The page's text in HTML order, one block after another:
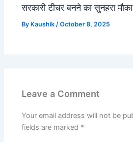
सरकारी टीचर बनने का सुनहरा मौका
By Kaushik /October 8, 2025
Leave a Comment
Your email address will not be
fields are marked *